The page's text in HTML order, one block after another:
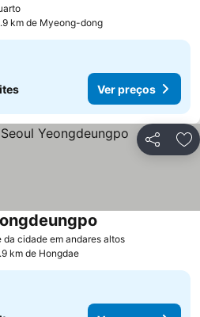
Ver preços
km de Myeong-dong
Ver preços
Partilhar
cidade em andares altosVer preços
km de Hongdae